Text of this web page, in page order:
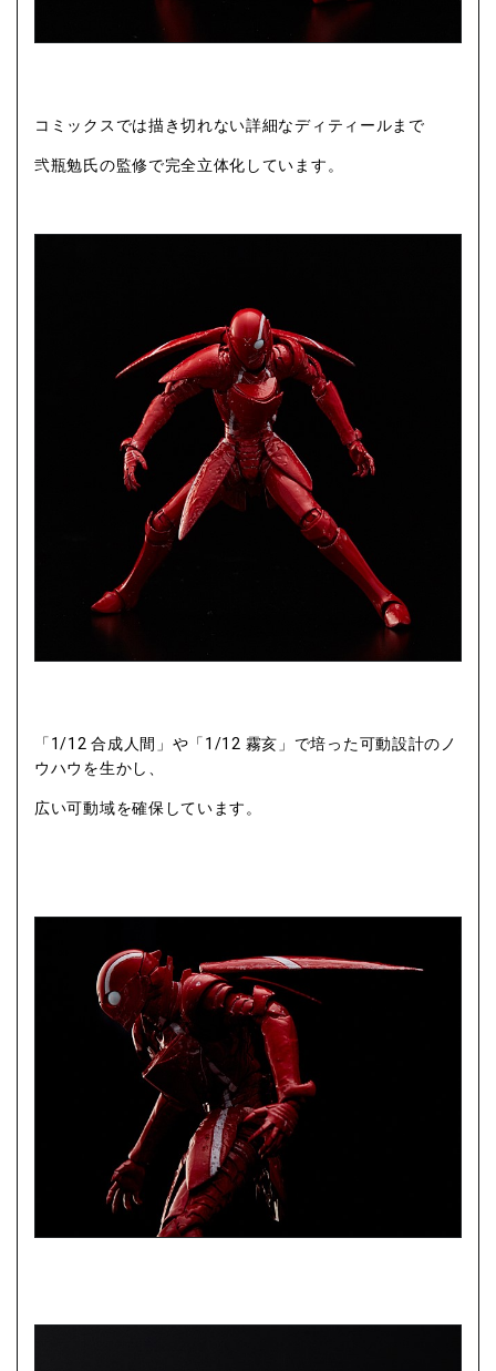
コミックスでは描き切れない詳細なディティールまで
弐瓶勉氏の監修で完全立体化しています。
「1/12 合成人間」や「1/12 霧亥」で培った可動設計のノ
ウハウを生かし、
広い可動域を確保しています。